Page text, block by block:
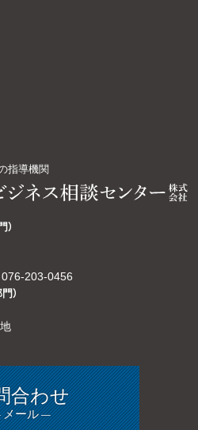
指導機関
）
076-203-0456
）
合わせ
ール —